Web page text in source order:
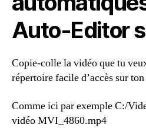
Auto-Editor
Copie-colle la vidéo que tu
répertoire facile d’accès sur
Comme ici par exemple C:/
vidéo MVI_4860.mp4